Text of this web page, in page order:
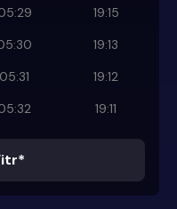
19:15
19:13
05:31
19:12
19:11